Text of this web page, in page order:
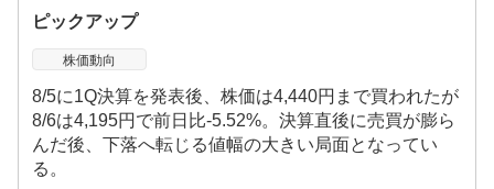
ピックアップ
株価動向
8/5に1Q決算を発表後、株価は4,440円まで買われたが
8/6は4,195円で前日比-5.52%。決算直後に売買が膨ら
んだ後、下落へ転じる値幅の大きい局面となってい
る。